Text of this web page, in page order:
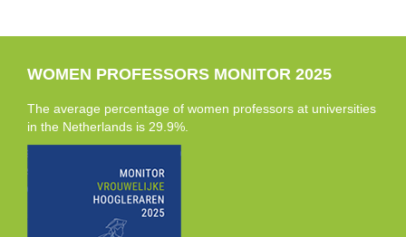
WOMEN PROFESSORS MONITOR 2025
The average percentage of women professors at universities
in the Netherlands is 29.9%.